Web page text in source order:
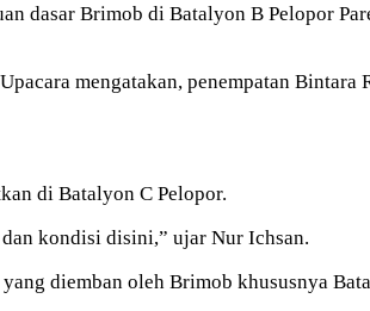
dasar Brimob di Batalyon B Pelopor
mengatakan, penempatan Bintara
di Batalyon C Pelopor.
kondisi disini,” ujar Nur Ichsan.
diemban oleh Brimob khususnya